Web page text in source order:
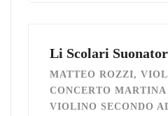
Li Scolari
MATTEO ROZZI,
CONCERTO MARTINA
VIOLINO SECONDO